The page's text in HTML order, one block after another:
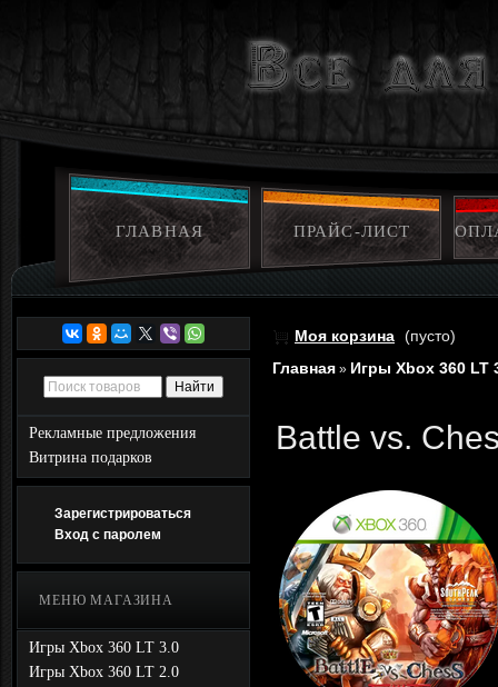
ГЛАВНАЯ ПРАЙС-ЛИСТ
Рекламные предложения
Витрина подарков
Зарегистрироваться
Вход с паролем
МЕНЮ МАГАЗИНА
Игры Xbox 360 LT 3.0
Игры Xbox 360 LT 2.0
Моя корзина (пусто)
Главная » Игры Xbox 360 LT
Battle vs.